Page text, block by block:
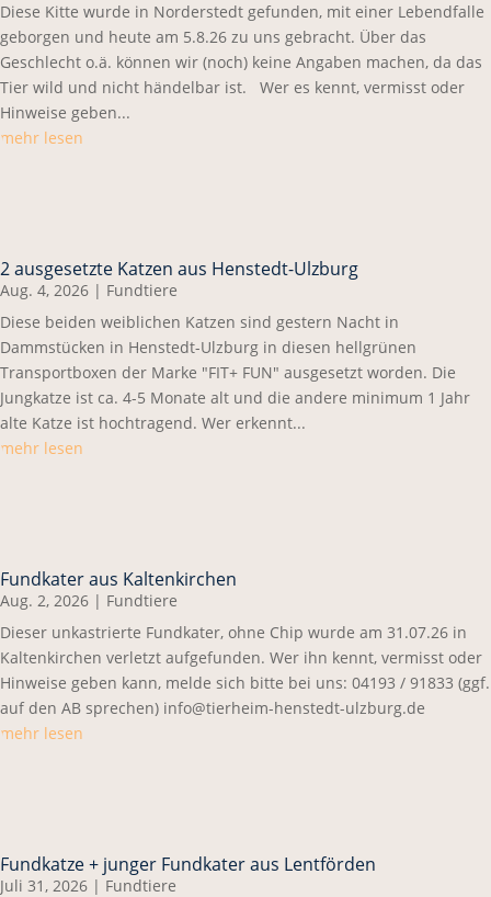
Diese Kitte wurde in Norderstedt gefunden, mit einer Lebendfalle
geborgen und heute am 5.8.26 zu uns gebracht. Über das
Geschlecht o.ä. können wir (noch) keine Angaben machen, da das
Tier wild und nicht händelbar ist. Wer es kennt, vermisst oder
Hinweise geben...
mehr lesen
2 ausgesetzte Katzen aus Henstedt-Ulzburg
Aug. 4, 2026 | Fundtiere
Diese beiden weiblichen Katzen sind gestern Nacht in
Dammstücken in Henstedt-Ulzburg in diesen hellgrünen
Transportboxen der Marke "FIT+ FUN" ausgesetzt worden. Die
Jungkatze ist ca. 4-5 Monate alt und die andere minimum 1 Jahr
alte Katze ist hochtragend. Wer erkennt...
mehr lesen
Fundkater aus Kaltenkirchen
Aug. 2, 2026 | Fundtiere
Dieser unkastrierte Fundkater, ohne Chip wurde am 31.07.26 in
Kaltenkirchen verletzt aufgefunden. Wer ihn kennt, vermisst oder
Hinweise geben kann, melde sich bitte bei uns: 04193 / 91833 (ggf.
auf den AB sprechen) info@tierheim-henstedt-ulzburg.de
mehr lesen
Fundkatze + junger Fundkater aus Lentförden
Juli 31, 2026 | Fundtiere